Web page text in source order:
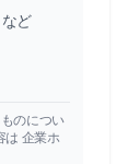
ど
のについ
は 企業ホ